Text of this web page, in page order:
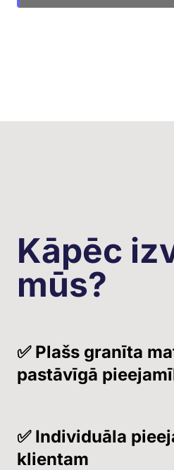
Kāpēc
mūs?
✅ Plašs granīta
pastāvīgā
✅ Individuāla
klientam